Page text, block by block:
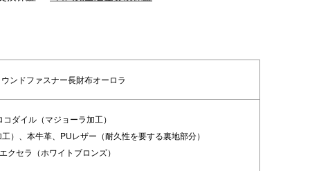
ンドファスナー長財布オーロラ
ダイル（マジョーラ加工）
）、本牛革、PUレザー（耐久性を要する裏地部分）
クセラ（ホワイトブロンズ）